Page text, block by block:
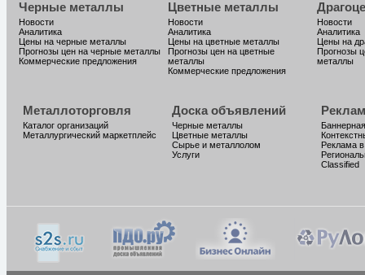
Черные металлы
Новости
Аналитика
Цены на черные металлы
Прогнозы цен на черные металлы
Коммерческие предложения
Цветные металлы
Новости
Аналитика
Цены на цветные металлы
Прогнозы цен на цветные
металлы
Коммерческие предложения
Новости
Аналитика
Цены на
Прогнозы
металлы
Металлоторговля
Каталог организаций
Металлургический маркетплейс
Доска объявлений
Черные металлы
Цветные металлы
Сырье и металлолом
Услуги
Реклама
Classified